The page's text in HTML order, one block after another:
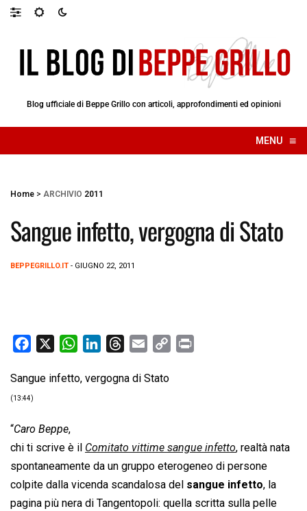
Blog ufficiale di Beppe Grillo con articoli, approfondimenti ed opinioni
MENU ≡
☰
Home > ARCHIVIO 2011
Sangue infetto, vergogna di Stato
BEPPEGRILLO.IT - GIUGNO 22, 2011
c
e
o
o
k
W
a
p
p
n
I
n
r
s
a
n
k
Sangue infetto, vergogna di Stato
(13:44)
“Caro Beppe,
chi ti scrive è il  Comitato vittime sangue infetto, realtà nata
spontaneamente da un gruppo eterogeneo di persone
colpite dalla vicenda scandalosa del sangue infetto, la
pagina più nera di Tangentopoli: quella scritta sulla pelle